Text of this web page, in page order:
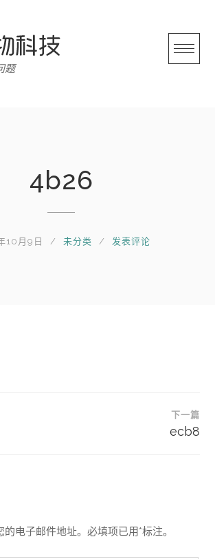
题
4b26
10月9日 未分类 发表评论
下一篇
ecb8
电子邮件地址。必填项已用*标注。